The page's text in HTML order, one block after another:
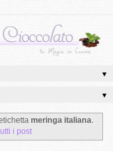
▼
▼
meringa italiana.
i post